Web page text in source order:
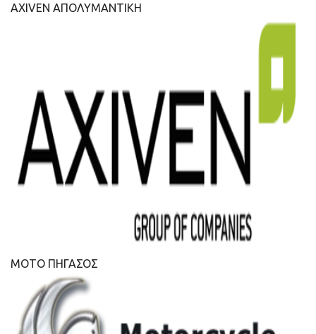
AXIVEN ΑΠΟΛΥΜΑΝΤΙΚΗ
ΜΟΤΟ ΠΗΓΑΣΟΣ